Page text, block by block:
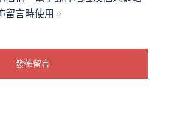
留言時使用。